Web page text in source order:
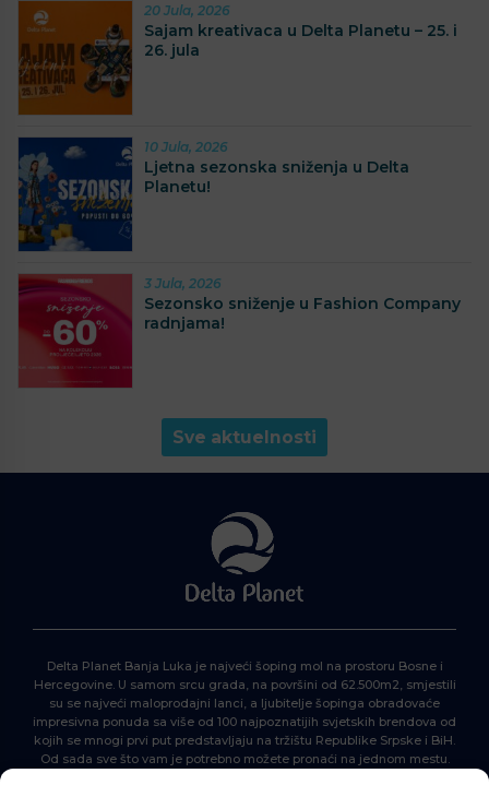
20 Jula, 2026
Sajam kreativaca u Delta Planetu – 25. i
26. jula
10 Jula, 2026
Ljetna sezonska sniženja u Delta
Planetu!
3 Jula, 2026
Sezonsko sniženje u Fashion Company
radnjama!
Sve aktuelnosti
Delta Planet Banja Luka je najveći šoping mol na prostoru Bosne i
Hercegovine. U samom srcu grada, na površini od 62.500m2, smjestili
su se najveći maloprodajni lanci, a ljubitelje šopinga obradovaće
impresivna ponuda sa više od 100 najpoznatijih svjetskih brendova od
kojih se mnogi prvi put predstavljaju na tržištu Republike Srpske i BiH.
Od sada sve što vam je potrebno možete pronaći na jednom mestu.